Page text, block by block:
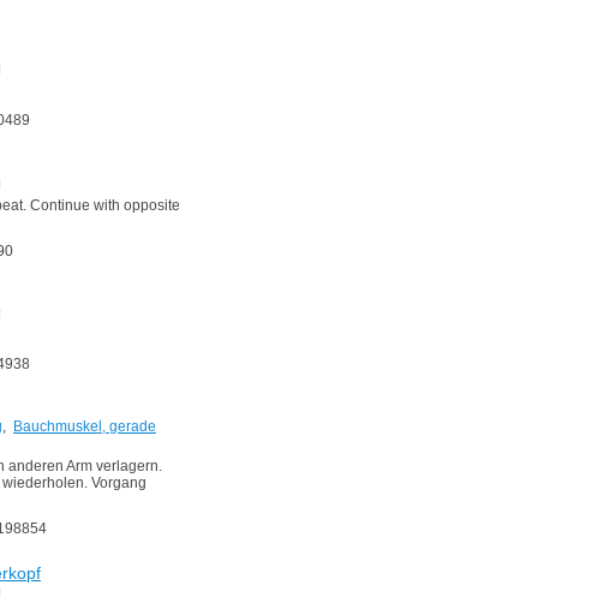
Continue with opposite
, Bauchmuskel, gerade
anderen Arm verlagern.
Vorgang